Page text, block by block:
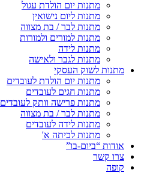
מתנות יום הולדת עגול
מתנות ליום נישואין
מתנות לבר / בת מצווה
מתנות למורים ולמורות
מתנות לידה
מתנות לגבר ולאישה
מתנות לשוק העסקי
מתנות יום הולדת לעובדים
מתנות חגים לעובדים
מתנות פרישה וותק לעובדים
מתנות לבר / בת מצווה
מתנות לידה לעובדים
מתנות לכיתה א'
אודות “ביום-בו”
צרו קשר
קופה